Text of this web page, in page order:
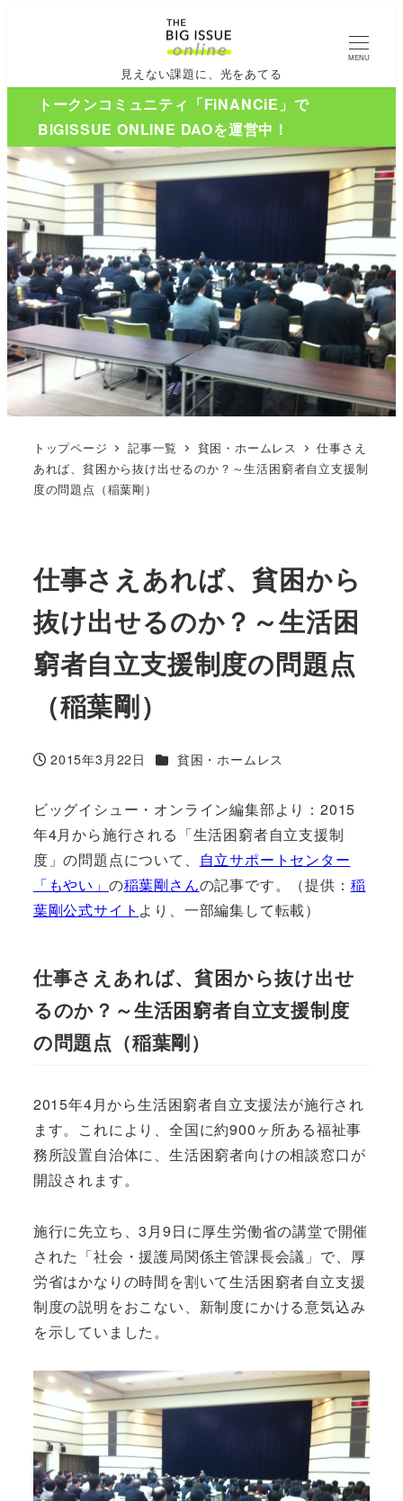
見えない課題に、光をあてる
MENU
トークンコミュニティ「FiNANCiE」で
BIGISSUE ONLINE DAOを運営中！
トップページ 記事一覧 貧困・ホームレス
仕事さえ
あれば、貧困から抜け出せるのか？～生活困窮者自立支援制
度の問題点（稲葉剛）
仕事さえあれば、貧困から
抜け出せるのか？～生活困
窮者自立支援制度の問題点
（稲葉剛）
投稿日
2015年3月22日 カテゴリー
貧困・ホームレス
ビッグイシュー・オンライン編集部より：2015
年4月から施行される「生活困窮者自立支援制
度」の問題点について、
自立サポートセンター
「もやい」 の稲葉剛さんの記事です。（提供： 稲
葉剛公式サイト より、一部編集して転載）
仕事さえあれば、貧困から抜け出せ
るのか？～生活困窮者自立支援制度
の問題点（稲葉剛）
2015年4月から生活困窮者自立支援法が施行され
ます。これにより、全国に約900ヶ所ある福祉事
務所設置自治体に、生活困窮者向けの相談窓口が
開設されます。
施行に先立ち、3月9日に厚生労働省の講堂で開催
された「社会・援護局関係主管課長会議」で、厚
労省はかなりの時間を割いて生活困窮者自立支援
制度の説明をおこない、新制度にかける意気込み
を示していました。